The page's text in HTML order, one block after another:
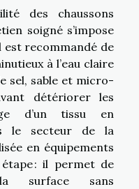
des chaussons
soigné s’impose
est recommandé de
à l’eau claire
sel, sable et micro-
détériorer les
d’un tissu en
le secteur de la
en équipements
: il permet de
surface sans